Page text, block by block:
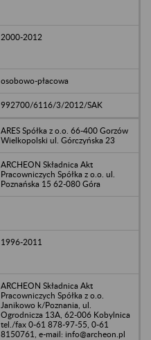
2000-2012
osobowo-płacowa
992700/6116/3/2012/SAK
ARES Spółka z o.o. 66-400 Gorzów
Wielkopolski ul. Górczyńska 23
ARCHEON Składnica Akt
Pracowniczych Spółka z o.o. ul.
Poznańska 15 62-080 Góra
1996-2011
ARCHEON Składnica Akt
Pracowniczych Spółka z o.o.
Janikowo k/Poznania, ul.
Ogrodnicza 13A, 62-006 Kobylnica
tel./fax 0-61 878-97-55, 0-61
8150761, e-mail: info@archeon.pl